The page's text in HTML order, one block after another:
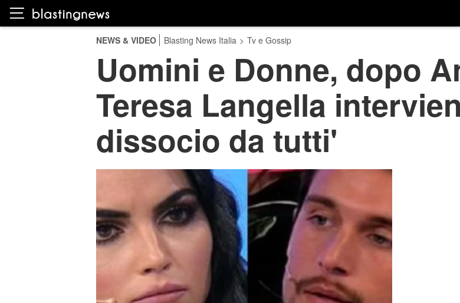
NEWS & VIDEO Blasting News Italia > Tv e Gossip
Uomini e Donne, dopo
Teresa Langella
dissocio da tutti'